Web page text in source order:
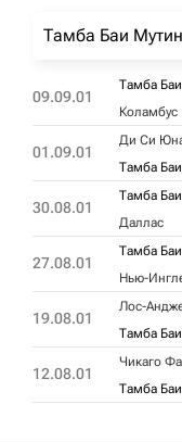
Тамба Баи
09.09.01
Тамба
01.09.01
Ди Си
Тамба
30.08.01
Тамба
Даллас
27.08.01
Тамба
Нью-
19.08.01
Лос-
Тамба
12.08.01
Чикаго
Тамба